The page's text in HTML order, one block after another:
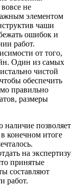
не
элементом
чаши
ошибок и
работ.
от того,
Один из самых
чистой
обеспечить
правильно
размеры
наличие позволяет
конечном итоге
на экспертизу
принятые
составляют
работ.